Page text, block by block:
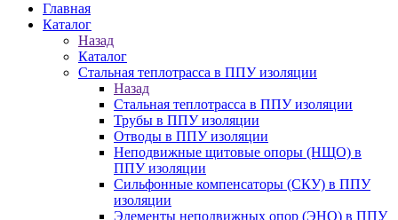
Главная
Каталог
Назад
Каталог
Стальная теплотрасса в ППУ изоляции
Назад
Стальная теплотрасса в ППУ изоляции
Трубы в ППУ изоляции
Отводы в ППУ изоляции
Неподвижные щитовые опоры (НЩО) в
ППУ изоляции
Cильфонные компенсаторы (СКУ) в ППУ
изоляции
Элементы неподвижных опор (ЭНО) в ППУ